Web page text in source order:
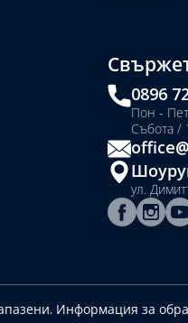
0896
Пон -
Събота /
ул.
Информация за